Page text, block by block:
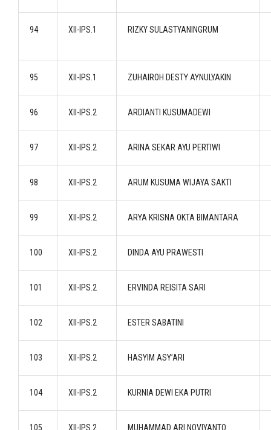
94 XII-IPS.1 RIZKY SULASTYANINGRUM
95 XII-IPS.1 ZUHAIROH DESTY AYNULYAKIN
96 XII-IPS.2 ARDIANTI KUSUMADEWI
97 XII-IPS.2 ARINA SEKAR AYU PERTIWI
98 XII-IPS.2 ARUM KUSUMA WIJAYA SAKTI
99 XII-IPS.2 ARYA KRISNA OKTA BIMANTARA
100 XII-IPS.2 DINDA AYU PRAWESTI
101 XII-IPS.2 ERVINDA REISITA SARI
102 XII-IPS.2 ESTER SABATINI
103 XII-IPS.2 HASYIM ASY’ARI
104 XII-IPS.2 KURNIA DEWI EKA PUTRI
105 XII-IPS.2 MUHAMMAD ARI NOVIYANTO